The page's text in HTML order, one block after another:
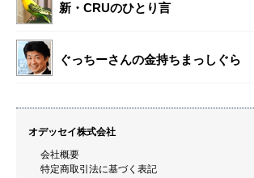
新・CRUのひとり言
ぐっちーさんの金持ちまっしぐら
オデッセイ株式会社
会社概要
特定商取引法に基づく表記